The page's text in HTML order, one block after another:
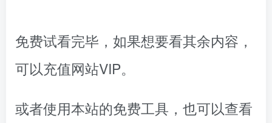
免费试看完毕，如果想要看其余内容，
可以充值网站VIP。
或者使用本站的免费工具，也可以查看